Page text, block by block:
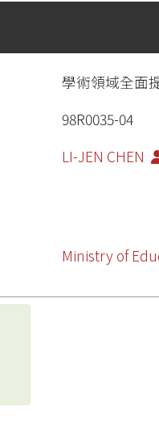
學術領域全面
98R0035-04
LI-JEN CHEN
Ministry of